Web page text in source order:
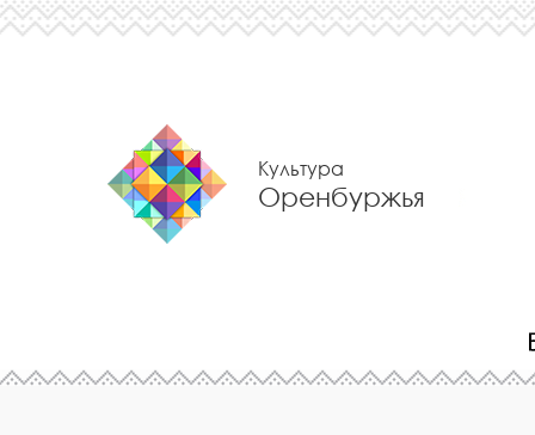
Культура
Оренбуржья